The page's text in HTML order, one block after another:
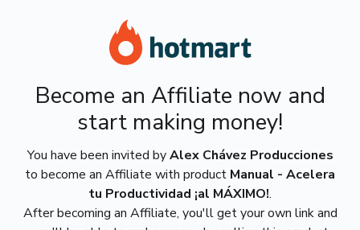
Become an Affiliate now and
start making money!
You have been invited byAlex Chávez Producciones
to become an Affiliate with product Manual - Acelera
tu Productividad ¡al MÁXIMO!.
After becoming an Affiliate, you'll get your own link and